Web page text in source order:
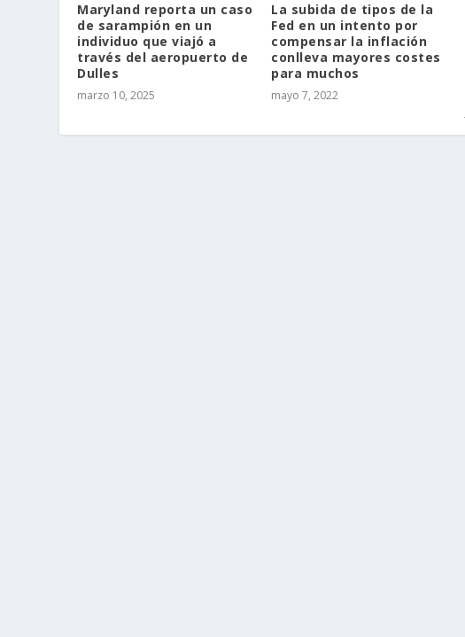
Maryland reporta un caso
de sarampión en un
individuo que viajó a
través del aeropuerto de
Dulles
marzo 10, 2025
La subida de tipos de la
Fed en un intento por
compensar la inflación
conlleva mayores costes
para muchos
mayo 7, 2022